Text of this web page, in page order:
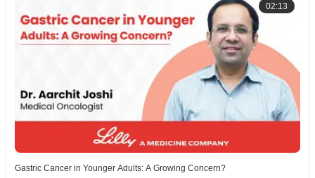
02:13
Gastric Cancer in Younger Adults: A Growing Concern?